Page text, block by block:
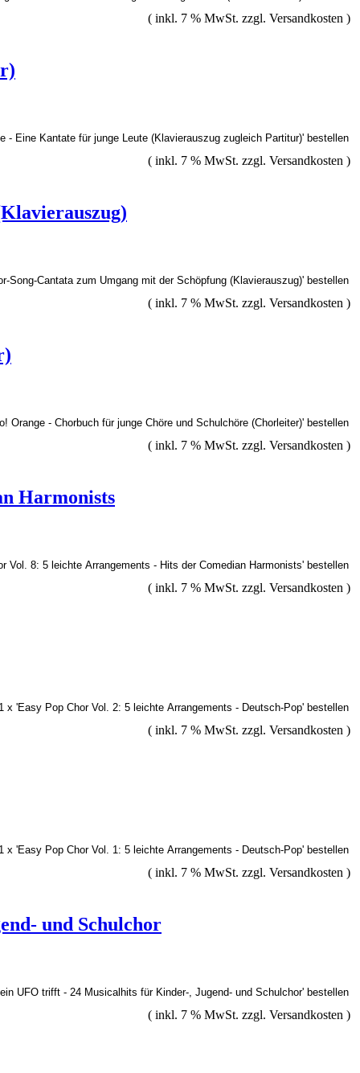
( inkl. 7 % MwSt. zzgl. Versandkosten )
( inkl. 7 % MwSt. zzgl. Versandkosten )
( inkl. 7 % MwSt. zzgl. Versandkosten )
( inkl. 7 % MwSt. zzgl. Versandkosten )
Harmonists
( inkl. 7 % MwSt. zzgl. Versandkosten )
( inkl. 7 % MwSt. zzgl. Versandkosten )
( inkl. 7 % MwSt. zzgl. Versandkosten )
und Schulchor
( inkl. 7 % MwSt. zzgl. Versandkosten )